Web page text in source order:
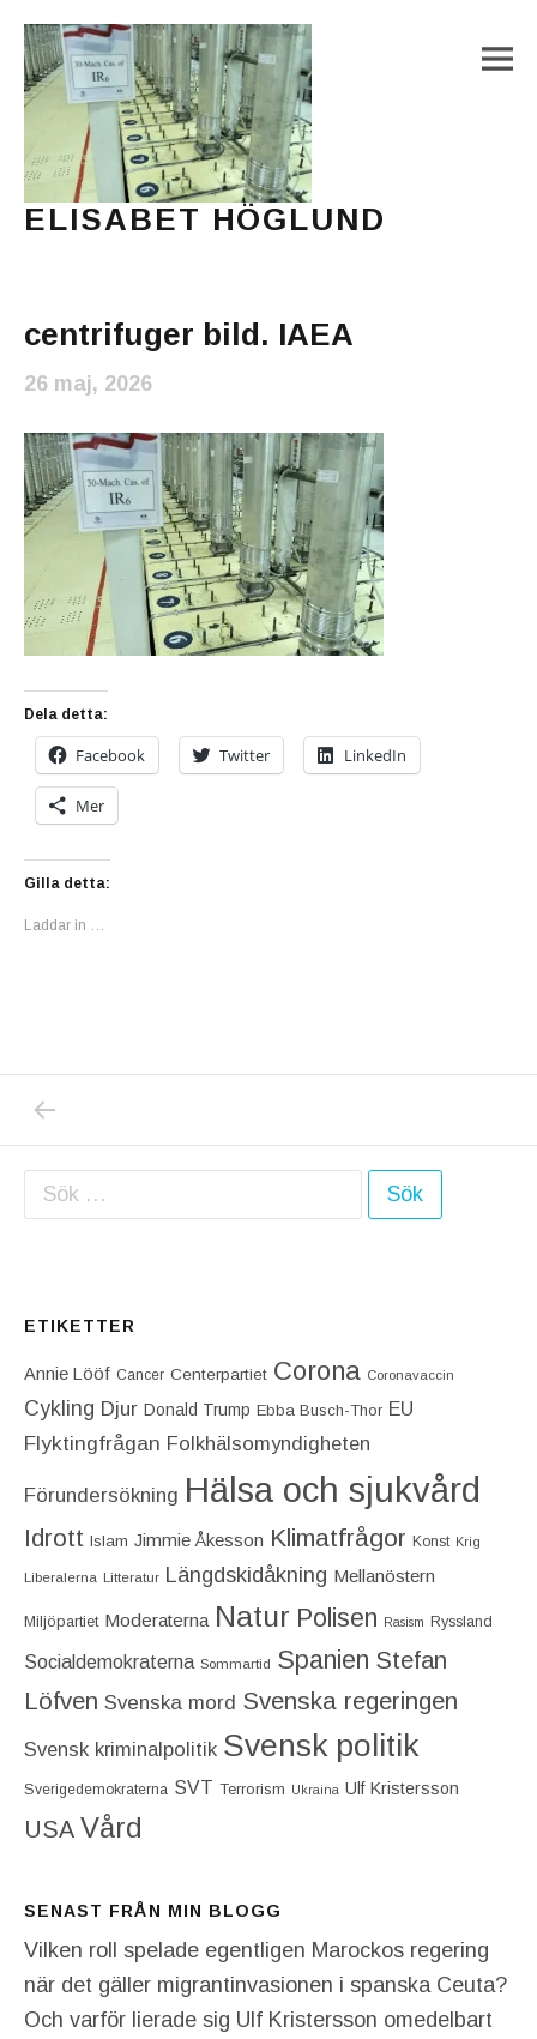
ELISABET HÖGLUND
centrifuger bild. IAEA
26 maj, 2026
Dela detta:
Facebook Twitter LinkedIn
Mer
Gilla detta:
Laddar in …
Inläggsnavigering
Sök efter:
ETIKETTER
Annie Lööf Cancer Centerpartiet‎ Corona Coronavaccin
Cykling Djur Donald Trump Ebba Busch-Thor EU
Flyktingfrågan Folkhälsomyndigheten
Förundersökning Hälsa och sjukvård
Idrott Islam Jimmie Åkesson Klimatfrågor Konst Krig
Liberalerna Litteratur Längdskidåkning Mellanöstern
Miljöpartiet Moderaterna Natur Polisen Rasism Ryssland
Socialdemokraterna Sommartid Spanien Stefan
Löfven Svenska mord Svenska regeringen
Svensk kriminalpolitik Svensk politik
Sverigedemokraterna SVT Terrorism Ukraina Ulf Kristersson
USA Vård
SENAST FRÅN MIN BLOGG
Vilken roll spelade egentligen Marockos regering
när det gäller migrantinvasionen i spanska Ceuta?
Och varför lierade sig Ulf Kristersson omedelbart